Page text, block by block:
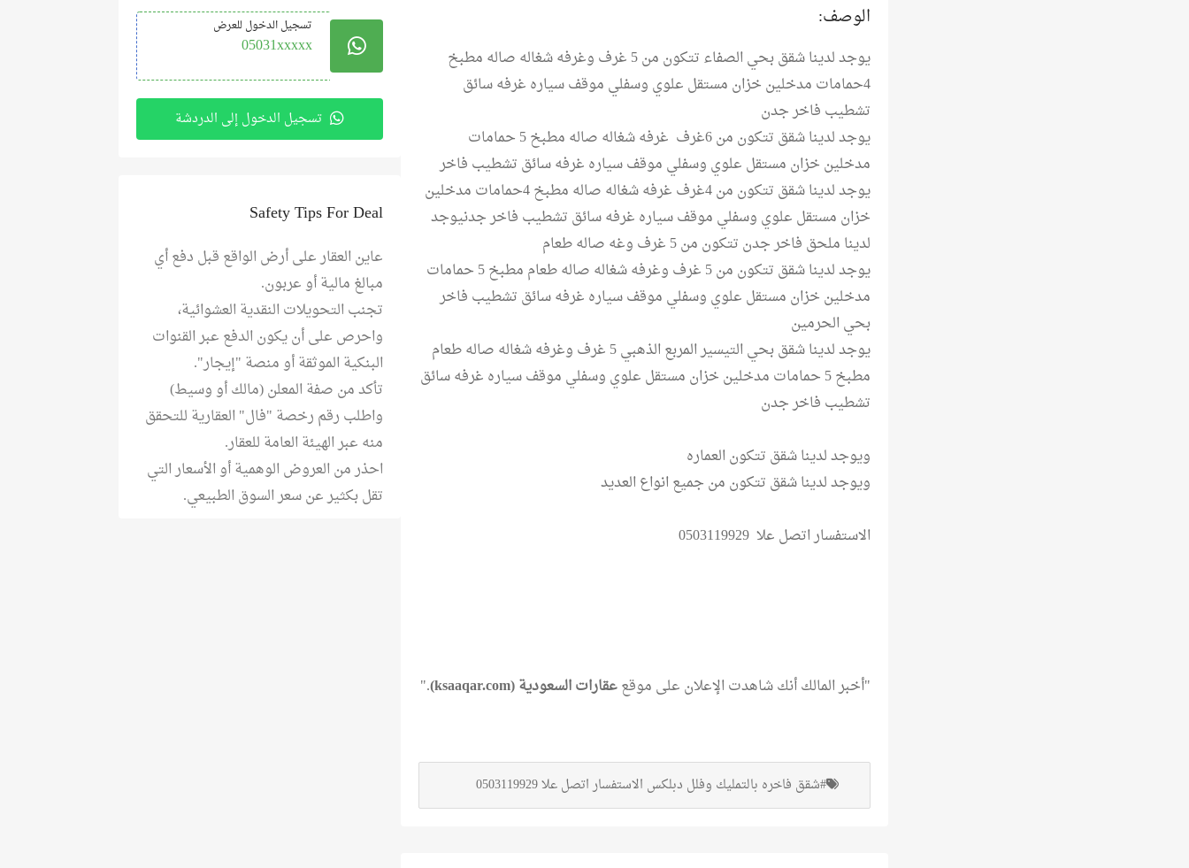
الوصف:
يوجد لدينا شقق بحي الصفاء تتكون من 5 غرف وغرفه شغاله صاله مطبخ
4حمامات مدخلين خزان مستقل علوي وسفلي موقف سياره غرفه سائق
تشطيب فاخر جدن
يوجد لدينا شقق تتكون من 6غرف غرفه شغاله صاله مطبخ 5 حمامات
مدخلين خزان مستقل علوي وسفلي موقف سياره غرفه سائق تشطيب فاخر
يوجد لدينا شقق تتكون من 4غرف غرفه شغاله صاله مطبخ 4حمامات مدخلين
خزان مستقل علوي وسفلي موقف سياره غرفه سائق تشطيب فاخر جدنيوجد
لدينا ملحق فاخر جدن تتكون من 5 غرف وغه صاله طعام
يوجد لدينا شقق تتكون من 5 غرف وغرفه شغاله صاله طعام مطبخ 5 حمامات
مدخلين خزان مستقل علوي وسفلي موقف سياره غرفه سائق تشطيب فاخر
بحي الحرمين
يوجد لدينا شقق بحي التيسير المربع الذهبي 5 غرف وغرفه شغاله صاله طعام
مطبخ 5 حمامات مدخلين خزان مستقل علوي وسفلي موقف سياره غرفه سائق
تشطيب فاخر جدن
ويوجد لدينا شقق تتكون العماره
ويوجد لدينا شقق تتكون من جميع انواع العديد
الاستفسار اتصل علا 0503119929
"أخبر المالك أنك شاهدت الإعلان على موقععقارات السعودية (ksaaqar.com) ."
#شقق فاخره بالتمليك وفلل دبلكس الاستفسار اتصل علا 0503119929
تسجيل الدخول للعرض
05031xxxxx
تسجيل الدخول إلى الدردشة
Safety Tips For Deal
عاين العقار على أرض الواقع قبل دفع أي
مبالغ مالية أو عربون.
تجنب التحويلات النقدية العشوائية،
واحرص على أن يكون الدفع عبر القنوات
البنكية الموثقة أو منصة "إيجار".
تأكد من صفة المعلن (مالك أو وسيط)
واطلب رقم رخصة "فال" العقارية للتحقق
منه عبر الهيئة العامة للعقار.
احذر من العروض الوهمية أو الأسعار التي
تقل بكثير عن سعر السوق الطبيعي.